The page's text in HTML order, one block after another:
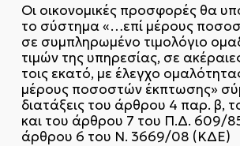
Οι οικονομικές προσφορές θα
το σύστημα «…επί μέρους
σε συμπληρωμένο τιμολόγιο
τιμών της υπηρεσίας, σε
τοις εκατό, με έλεγχο
μέρους ποσοστών έκπτωσης»
διατάξεις του άρθρου 4 παρ. β,
και του άρθρου 7 του Π.Δ. 609/
άρθρου 6 του Ν. 3669/08 (ΚΔΕ)